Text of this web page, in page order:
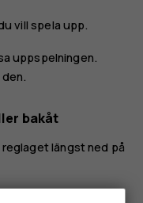
vill spela upp.
uppspelningen.
bakåt
längst ned på